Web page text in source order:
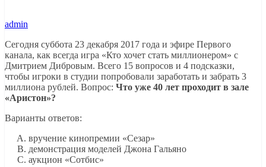
admin
Сегодня суббота 23 декабря 2017 года и эфире Первого
канала, как всегда игра «Кто хочет стать миллионером» с
Дмитрием Дибровым. Всего 15 вопросов и 4 подсказки,
чтобы игроки в студии попробовали заработать и забрать 3
миллиона рублей. Вопрос: Что уже 40 лет проходит в зале
«Аристон»?
Варианты ответов:
вручение кинопремии «Сезар»
демонстрация моделей Джона Гальяно
аукцион «Сотбис»